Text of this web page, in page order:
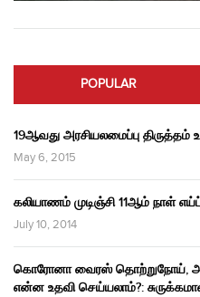
POPULAR
19ஆவது அரசியலமைப்பு
May 6, 2015
கலியாணம் முடிஞ்சி 11ஆம் நாள்
July 10, 2014
கொரோனா வைரஸ் தொற்றுநோய்,
என்ன உதவி செய்யலாம்?: